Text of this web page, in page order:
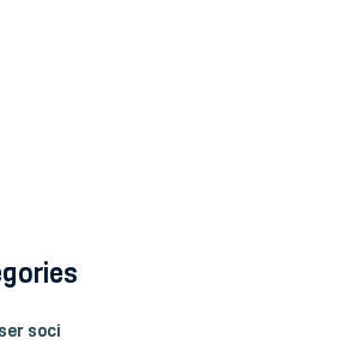
soci